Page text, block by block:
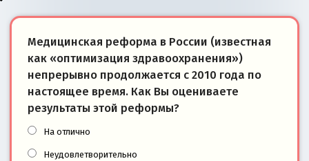
Медицинская реформа в России (известная
как «оптимизация здравоохранения»)
непрерывно продолжается с 2010 года по
настоящее время. Как Вы оцениваете
результаты этой реформы?
На отлично
Неудовлетворительно